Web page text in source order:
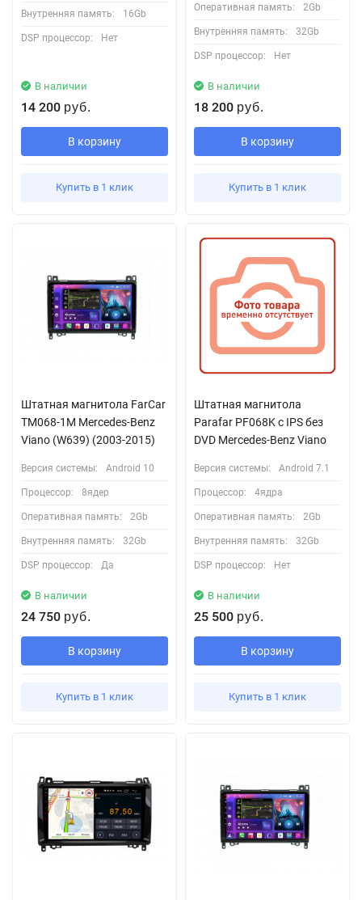
Внутренняя память: 16Gb
DSP процессор: Нет
В наличии
14 200 руб.
В корзину
Купить в 1 клик
Оперативная память: 2Gb
Внутренняя память: 32Gb
DSP процессор: Нет
В наличии
18 200 руб.
В корзину
Купить в 1 клик
Штатная магнитола FarCar
TM068-1M Mercedes-Benz
Viano (W639) (2003-2015)
Версия системы: Android 10
Процессор: 8ядер
Оперативная память: 2Gb
Внутренняя память: 32Gb
DSP процессор: Да
В наличии
24 750 руб.
В корзину
Купить в 1 клик
Штатная магнитола
Parafar PF068K с IPS без
DVD Mercedes-Benz Viano
Версия системы: Android 7.1
Процессор: 4ядра
Оперативная память: 2Gb
Внутренняя память: 32Gb
DSP процессор: Нет
В наличии
25 500 руб.
В корзину
Купить в 1 клик